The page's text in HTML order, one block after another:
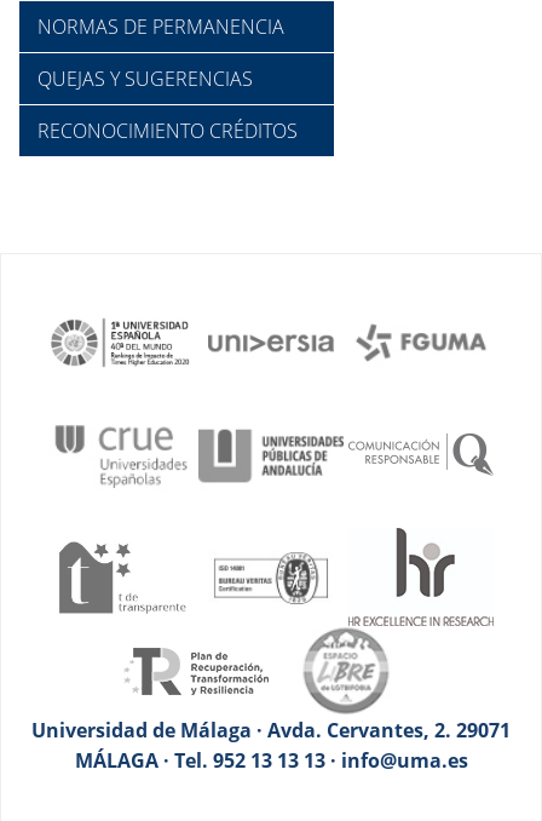
NORMAS DE PERMANENCIA
QUEJAS Y SUGERENCIAS
RECONOCIMIENTO CRÉDITOS
Universidad de Málaga · Avda. Cervantes, 2. 29071
MÁLAGA · Tel. 952 13 13 13 · info@uma.es